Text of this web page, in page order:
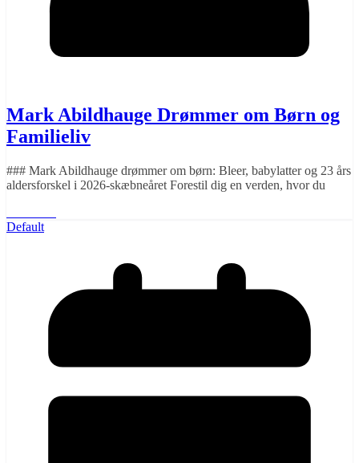
Mark Abildhauge Drømmer om Børn og
Familieliv
### Mark Abildhauge drømmer om børn: Bleer, babylatter og 23 års
aldersforskel i 2026-skæbneåret Forestil dig en verden, hvor du
Default